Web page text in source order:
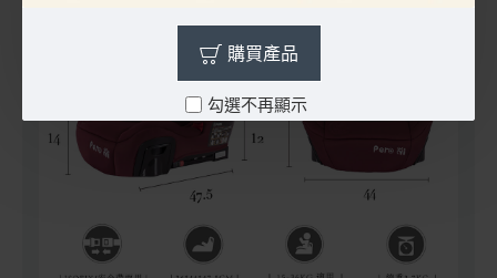
購買產品
勾選不再顯示